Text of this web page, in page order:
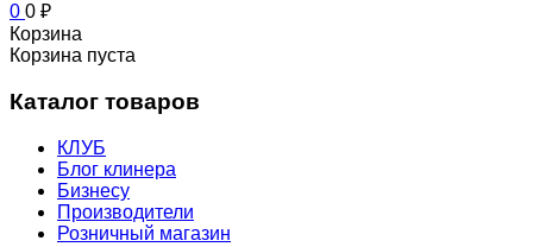
0 0 ₽
Корзина
Корзина пуста
Каталог товаров
КЛУБ
Блог клинера
Бизнесу
Производители
Розничный магазин